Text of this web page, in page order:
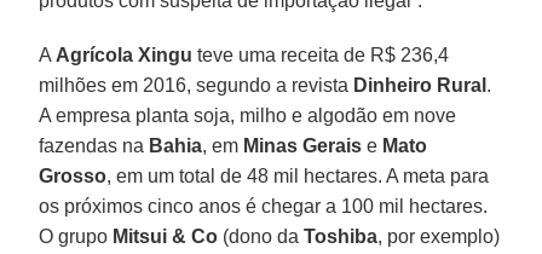
A Agrícola Xingu teve uma receita de R$ 236,4
milhões em 2016, segundo a revista Dinheiro Rural .
A empresa planta soja, milho e algodão em nove
fazendas na Bahia, em Minas Gerais e Mato
Grosso, em um total de 48 mil hectares. A meta para
os próximos cinco anos é chegar a 100 mil hectares.
O grupo Mitsui & Co (dono daToshiba, por exemplo)